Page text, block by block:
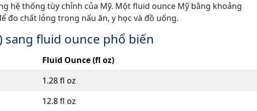
hệ thống tùy chỉnh của Mỹ. Một fluid ounce Mỹ bằng khoảng
đo chất lỏng trong nấu ăn, y học và đồ uống.
sang fluid ounce phổ biến
Fluid Ounce (fl oz)
1.28 fl oz
12.8 fl oz